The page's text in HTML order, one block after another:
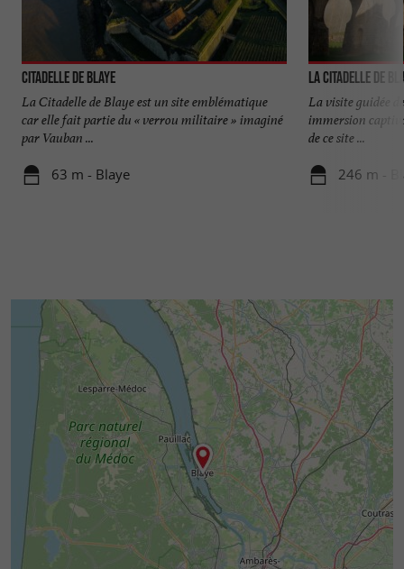
Citadelle de Blaye
La Citadelle de Blaye est un site emblématique
car elle fait partie du « verrou militaire » imaginé
par Vauban ...
63 m - Blaye
La Citadelle de
La visite guidée
immersion
de ce site ...
246 m -